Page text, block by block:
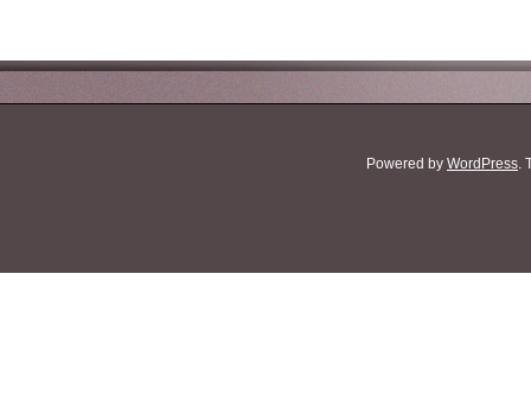
Powered by WordPress.